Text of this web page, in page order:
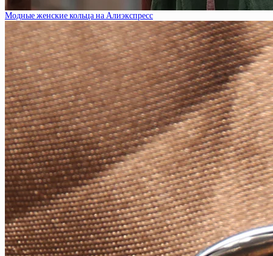
Модные женские кольца на Алиэкспресс